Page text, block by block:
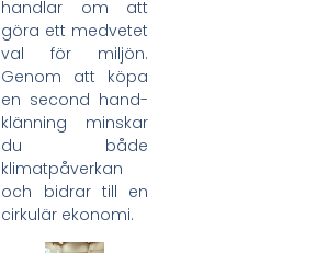
handlar om att
göra ett medvetet
val för miljön.
Genom att köpa
en second hand-
klänning minskar
du både
klimatpåverkan
och bidrar till en
cirkulär ekonomi.